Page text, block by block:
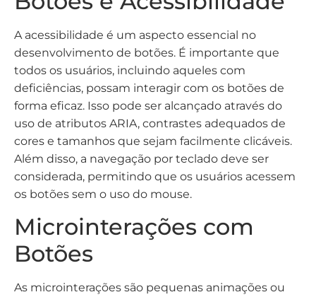
A acessibilidade é um aspecto essencial no
desenvolvimento de botões. É importante que
todos os usuários, incluindo aqueles com
deficiências, possam interagir com os botões de
forma eficaz. Isso pode ser alcançado através do
uso de atributos ARIA, contrastes adequados de
cores e tamanhos que sejam facilmente clicáveis.
Além disso, a navegação por teclado deve ser
considerada, permitindo que os usuários acessem
os botões sem o uso do mouse.
Microinterações com
Botões
As microinterações são pequenas animações ou